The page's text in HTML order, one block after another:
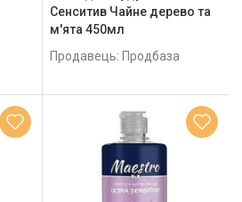
Сенситив Чайне дерево та
м'ята 450мл
Продавець: Продбаза